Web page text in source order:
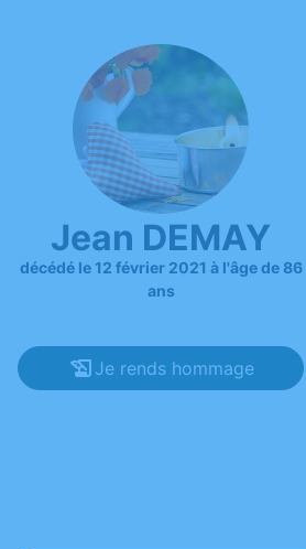
Jean DEMAY
décédé le 12 février 2021 à l'âge de 86
ans
Je rends hommage